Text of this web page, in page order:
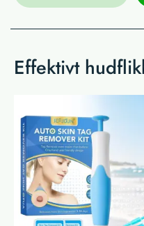
Effektivt